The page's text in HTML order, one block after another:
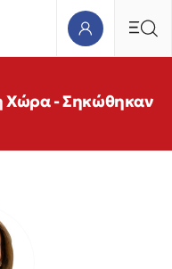
Χώρα - Σηκώθηκαν